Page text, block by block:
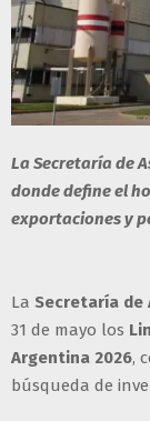
La Secretaría de
donde define el
exportaciones y
La Secretaría de
31 de mayo los
Argentina 2026,
búsqueda de